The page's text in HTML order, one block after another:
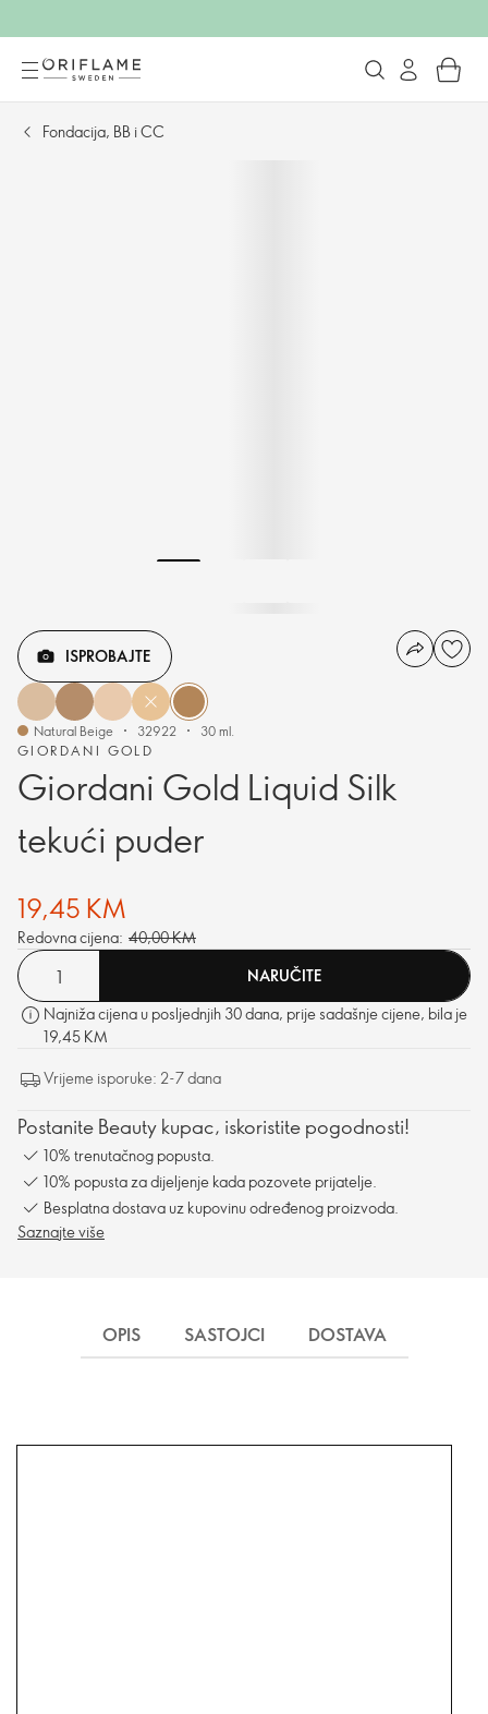
Fondacija, BB i CC
GIORDANI GOLD
Giordani Gold Liquid Silk
tekući puder
ISPROBAJTE
Natural Beige 32922 30 ml.
19,45 KM
Redovna cijena: 40,00 KM
NARUČITE
Najniža cijena u posljednjih 30 dana, prije sadašnje cijene, bila je
19,45 KM
Vrijeme isporuke: 2-7 dana
Postanite Beauty kupac, iskoristite pogodnosti!
10% trenutačnog popusta.
10% popusta za dijeljenje kada pozovete prijatelje.
Besplatna dostava uz kupovinu određenog proizvoda.
Saznajte više
OPIS SASTOJCI DOSTAVA